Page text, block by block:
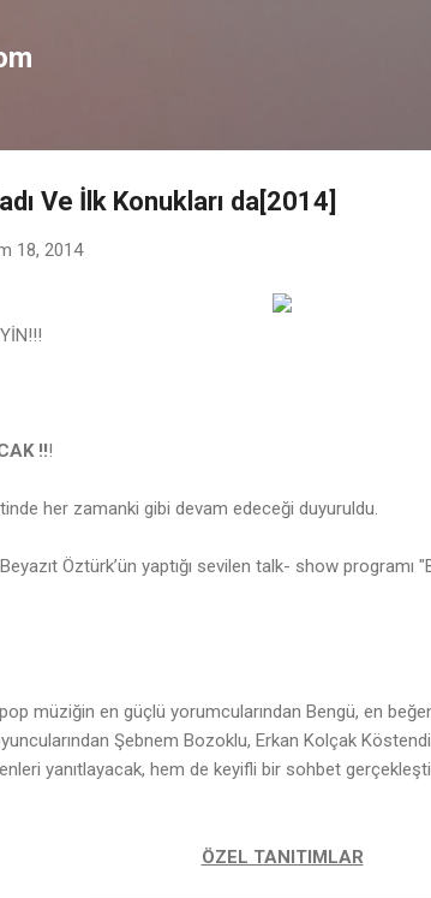
Ve İlk Konukları da[2014]
18, 2014
!!!
her zamanki gibi devam edeceği duyuruldu.
Öztürk’ün yaptığı sevilen talk- show programı
müziğin en güçlü yorumcularından Bengü, en
Şebnem Bozoklu, Erkan Kolçak
yanıtlayacak, hem de keyifli bir sohbet
ÖZEL TANITIMLAR